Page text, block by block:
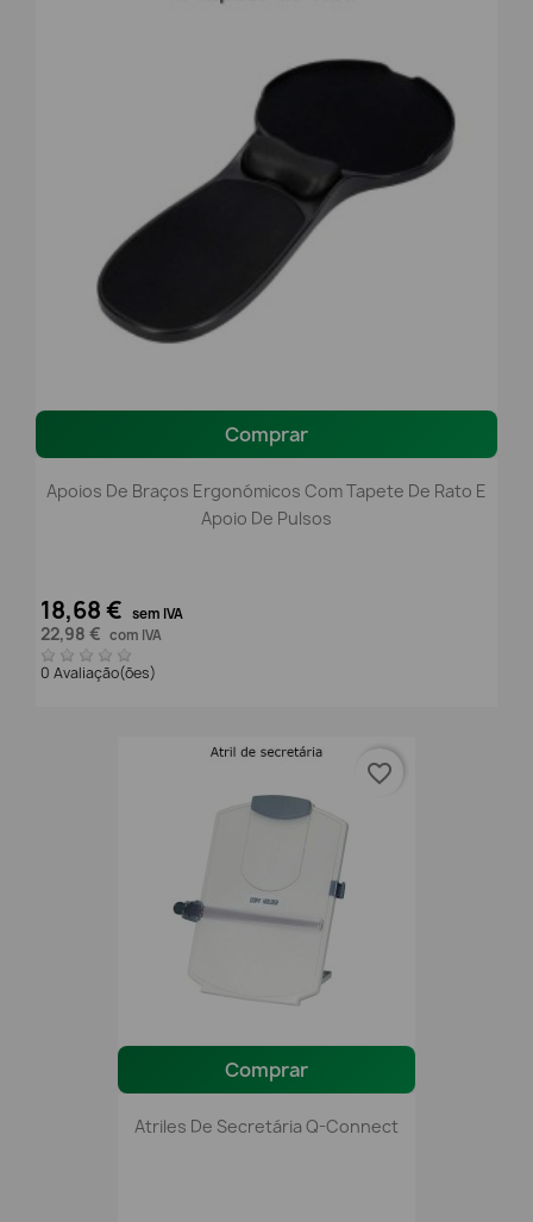
Comprar
Apoios De Braços Ergonómicos Com Tapete De Rato E
Apoio De Pulsos
18,68 € sem IVA
22,98 € com IVA
0 Avaliação(ões)
Comprar
Atriles De Secretária Q-Connect
favorite_border